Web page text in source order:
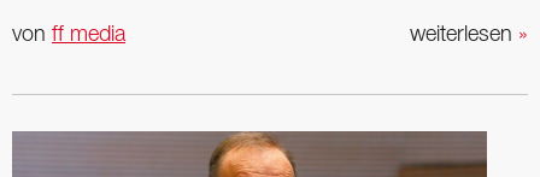
weiterlesen »
von ff media